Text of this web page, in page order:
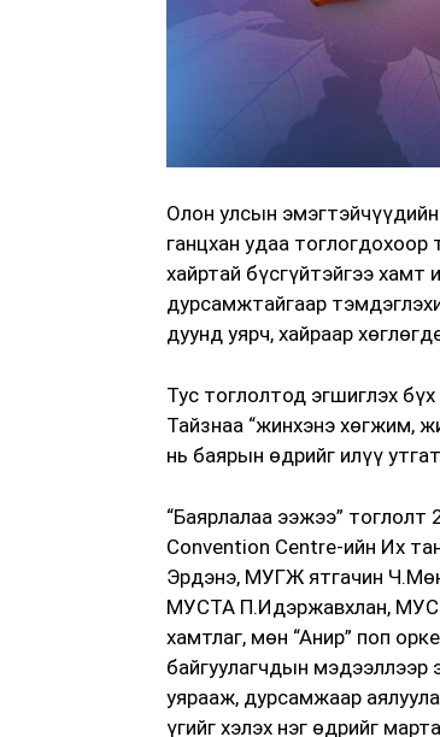
Олон улсын
ганцхан удаа тоглогдохоор
хайртай бүсгүйтэйгээ хамт
дурсамжтайгаар
дуунд уярч, хайраар
Тус тоглолтод эгшиглэх
Тайзнаа “жинхэнэ хөгжим,
нь баярын өдрийг илүү
“Баярлалаа ээжээ”
Convention Centre-ийн Их
Эрдэнэ, МУГЖ ятгачин
МУСТА П.Идэржавхлан,
хамтлаг, мөн “Анир” поп
байгуулагчдын мэдээллээр
уярааж, дурсамжаар
үгийг хэлэх нэг өдрийг